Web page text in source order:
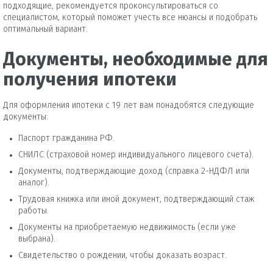
подходящие, рекомендуется проконсультироваться со
специалистом, который поможет учесть все нюансы и подобрать
оптимальный вариант.
Документы, необходимые для
получения ипотеки
Для оформления ипотеки с 19 лет вам понадобятся следующие
документы:
Паспорт гражданина РФ.
СНИЛС (страховой номер индивидуального лицевого счета).
Документы, подтверждающие доход (справка 2-НДФЛ или
аналог).
Трудовая книжка или иной документ, подтверждающий стаж
работы.
Документы на приобретаемую недвижимость (если уже
выбрана).
Свидетельство о рождении, чтобы доказать возраст.